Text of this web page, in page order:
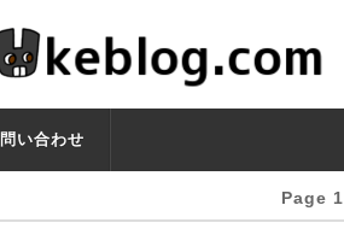
い合わせ
Page 1